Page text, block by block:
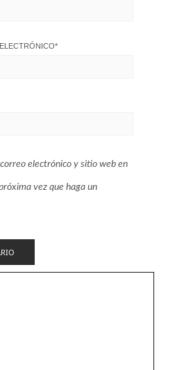
*
electrónico y sitio web en
vez que haga un